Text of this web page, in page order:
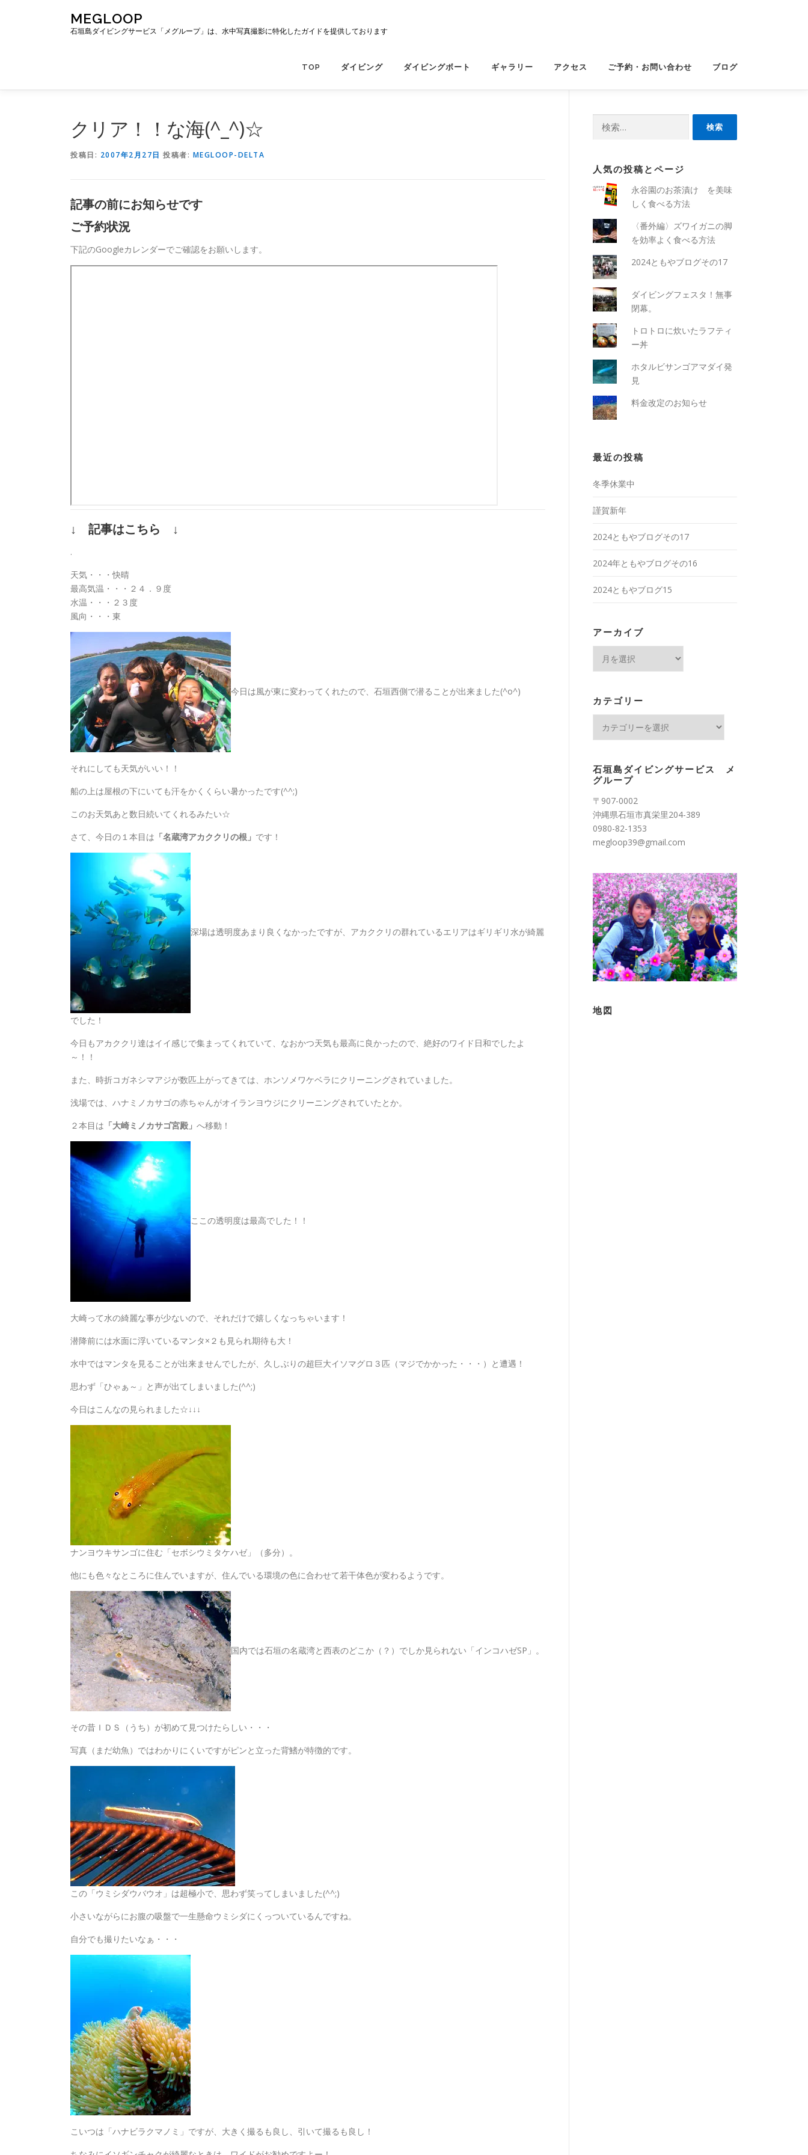
ス
MEGLOOP
石垣島ダイビングサービス「メグループ」は、水中写真撮影に特化したガイドを提供しております
TOP ダイビング ダイビングボート ギャラリー アクセス ご予約・お問い合わせ ブログ
クリア！！な海(^_^)☆
投稿日: 2007年2月27日 投稿者: MEGLOOP-DELTA
記事の前にお知らせです
ご予約状況
下記のGoogleカレンダーでご確認をお願いします。
↓ 記事はこちら ↓
.
天気・・・快晴
最高気温・・・２４．９度
水温・・・２３度
風向・・・東
今日は風が東に変わってくれたので、石垣西側で潜ることが出来ました(^o^)
それにしても天気がいい！！
船の上は屋根の下にいても汗をかくくらい暑かったです(^^;)
このお天気あと数日続いてくれるみたい☆
さて、今日の１本目は 「名蔵湾アカククリの根」 です！
深場は透明度あまり良くなかったですが、アカククリの群れているエリアはギリギリ水が綺麗
でした！
今日もアカククリ達はイイ感じで集まってくれていて、なおかつ天気も最高に良かったので、絶好のワイド日和でしたよ
～！！
また、時折コガネシマアジが数匹上がってきては、ホンソメワケベラにクリーニングされていました。
浅場では、ハナミノカサゴの赤ちゃんがオイランヨウジにクリーニングされていたとか。
２本目は 「大崎ミノカサゴ宮殿」 へ移動！
ここの透明度は最高でした！！
大崎って水の綺麗な事が少ないので、それだけで嬉しくなっちゃいます！
潜降前には水面に浮いているマンタ×２も見られ期待も大！
水中ではマンタを見ることが出来ませんでしたが、久しぶりの超巨大イソマグロ３匹（マジでかかった・・・）と遭遇！
思わず「ひゃぁ～」と声が出てしまいました(^^;)
今日はこんなの見られました☆↓↓↓
ナンヨウキサンゴに住む「セボシウミタケハゼ」（多分）。
他にも色々なところに住んでいますが、住んでいる環境の色に合わせて若干体色が変わるようです。
国内では石垣の名蔵湾と西表のどこか（？）でしか見られない「インコハゼSP」。
その昔ＩＤＳ（うち）が初めて見つけたらしい・・・
写真（まだ幼魚）ではわかりにくいですがピンと立った背鰭が特徴的です。
この「ウミシダウバウオ」は超極小で、思わず笑ってしまいました(^^;)
小さいながらにお腹の吸盤で一生懸命ウミシダにくっついているんですね。
自分でも撮りたいなぁ・・・
こいつは「ハナビラクマノミ」ですが、大きく撮るも良し、引いて撮るも良し！
人気の投稿とページ
永谷園のお茶漬け を美味
しく食べる方法
〈番外編〉ズワイガニの脚
を効率よく食べる方法
2024ともやブログその17
ダイビングフェスタ！無事
閉幕。
トロトロに炊いたラフティ
ー丼
ホタルビサンゴアマダイ発
見
料金改定のお知らせ
最近の投稿
冬季休業中
謹賀新年
2024ともやブログその17
2024年ともやブログその16
2024ともやブログ15
アーカイブ
ブ
カテゴリー
ー
石垣島ダイビングサービス メ
グループ
〒907-0002
沖縄県石垣市真栄里204-389
0980-82-1353
megloop39@gmail.com
地図